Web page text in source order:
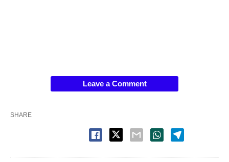
Leave a Comment
SHARE